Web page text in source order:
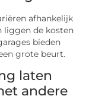
afhankelijk
liggen de kosten
bieden
grote beurt.
laten
andere